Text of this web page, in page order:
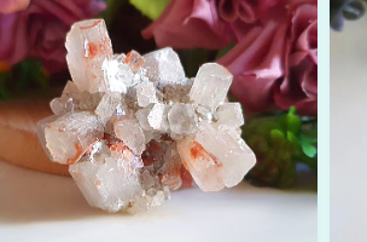
ADICIONAR
OS
FAVORITOS